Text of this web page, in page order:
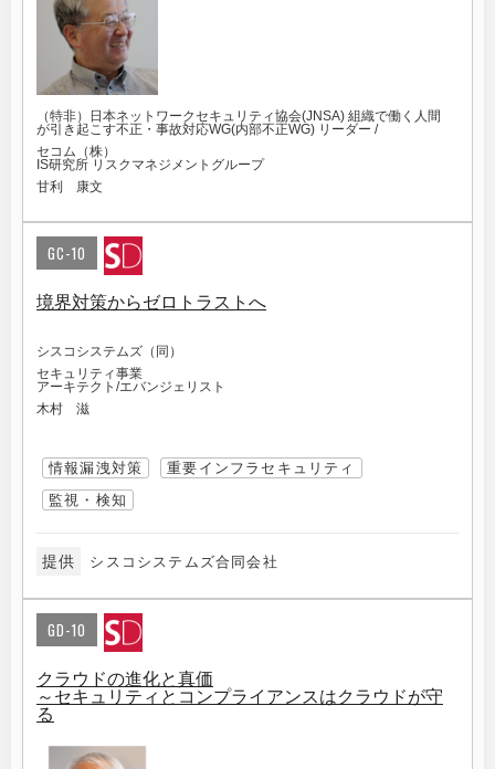
（特非）日本ネットワークセキュリティ協会(JNSA) 組織で働く人間
が引き起こす不正・事故対応WG(内部不正WG) リーダー /
セコム（株）
IS研究所 リスクマネジメントグループ
甘利 康文
GC-10
境界対策からゼロトラストへ
シスコシステムズ（同）
セキュリティ事業
アーキテクト/エバンジェリスト
木村 滋
情報漏洩対策
重要インフラセキュリティ
監視・検知
提供 シスコシステムズ合同会社
GD-10
クラウドの進化と真価
～セキュリティとコンプライアンスはクラウドが守
る